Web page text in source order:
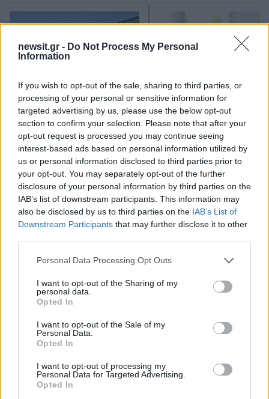
newsit.gr - Do Not Process My Personal
Information
If you wish to opt-out of the sale, sharing to third parties, or
processing of your personal or sensitive information for
targeted advertising by us, please use the below opt-out
section to confirm your selection. Please note that after your
opt-out request is processed you may continue seeing
interest-based ads based on personal information utilized by
us or personal information disclosed to third parties prior to
your opt-out. You may separately opt-out of the further
disclosure of your personal information by third parties on the
IAB’s list of downstream participants. This information may
also be disclosed by us to third parties on the IAB’s List of
Downstream Participants that may further disclose it to other
Please note that this website/app uses one or more Google
not limited to your visit or usage behaviour. You may click to
grant or deny consent to Google and its third-party tags to
use your data for below specified purposes in below Google
consent section.
Personal Data Processing Opt Outs
I want to opt-out of the Sharing of my
personal data.
Opted In
I want to opt-out of the Sale of my
Personal Data.
Opted In
I want to opt-out of processing my
Personal Data for Targeted Advertising.
Opted In
Σχόλια
Σχολίασε εδώ
50 /50
Ίση με 6 βόμβες Χιροσίμα η
ενέργεια που
απελευθερώθηκε από τη
mega fire σε Αττική και
Βοιωτία - Πώς κάηκε μέσα
σε 2 βράδια το 55% της
έκτασης
Marfin: «Δεν
ταυτοποίηση» λέει
δικηγόρος της
Η ξανθιά κοτσίδα
εξέταση του 2022 για
ίδια υπόθεση